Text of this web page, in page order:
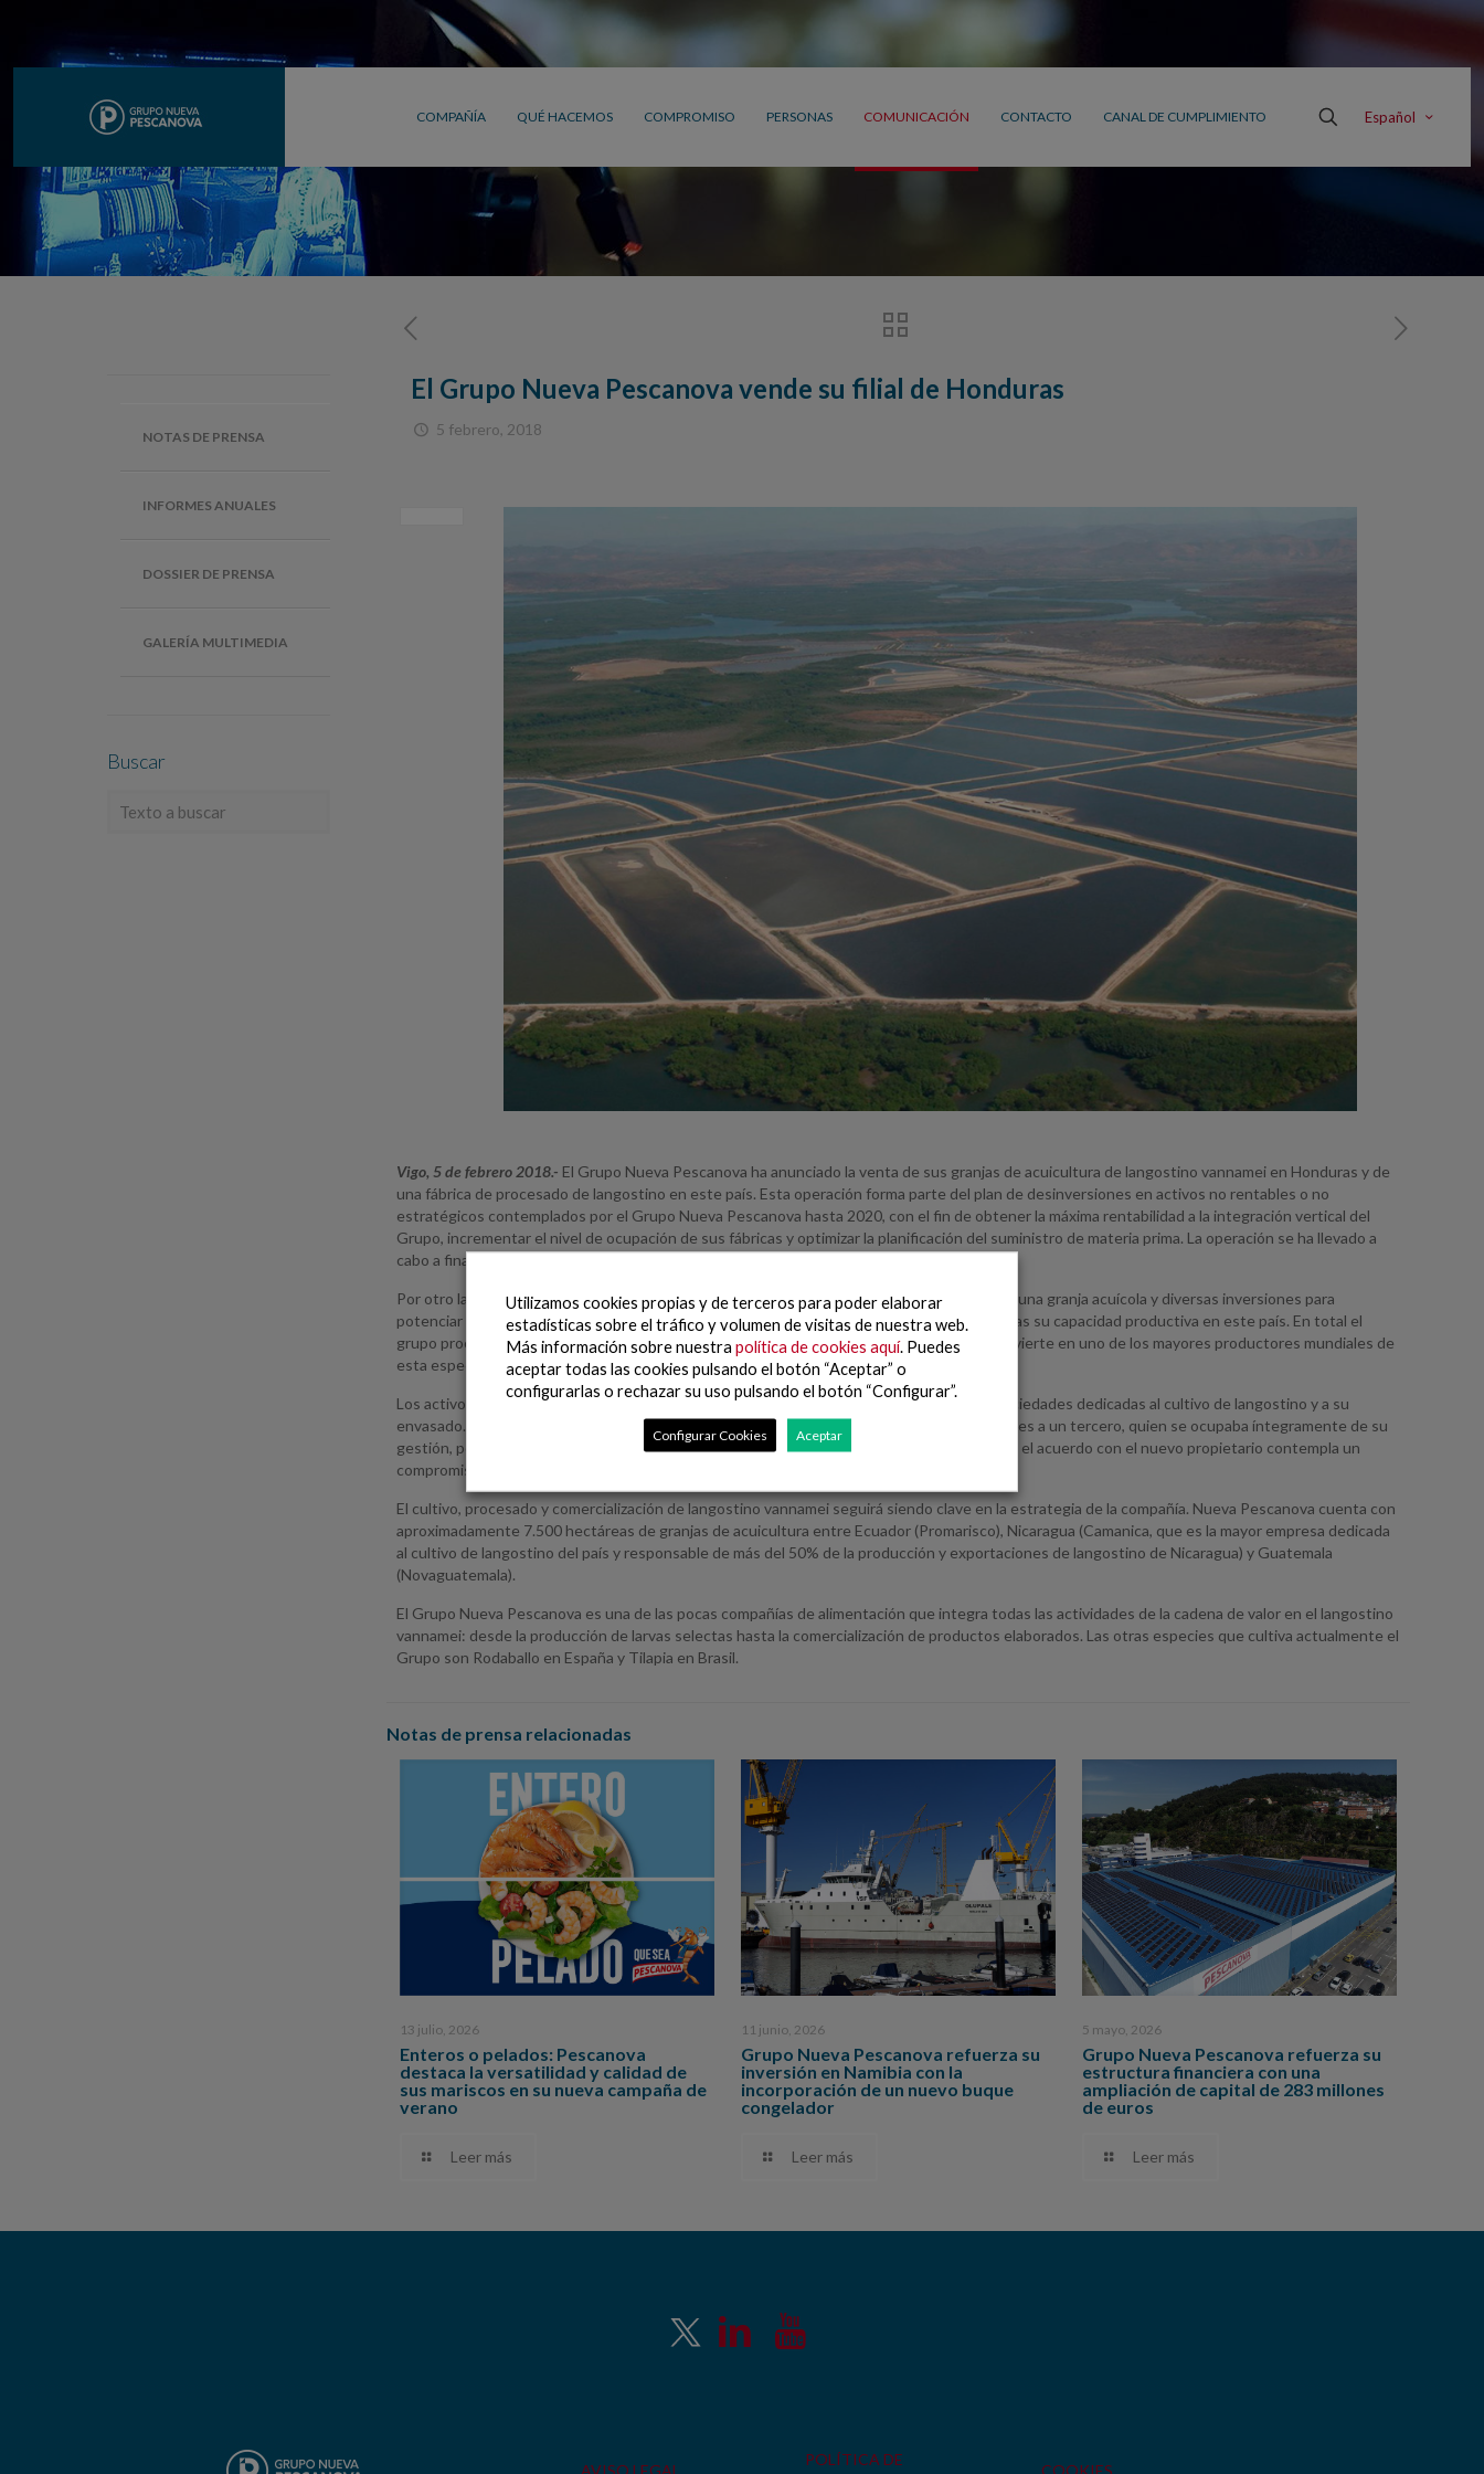
COMPAÑÍA QUÉ HACEMOS COMPROMISO PERSONAS COMUNICACIÓN CONTACTO CANAL DE CUMPLIMIENTO Español
El Grupo Nueva Pescanova vende su filial de Honduras
5 febrero, 2018
Vigo, 5 de febrero 2018.- El Grupo Nueva Pescanova ha anunciado la venta de sus granjas de acuicultura de langostino vannamei en Honduras y de
una fábrica de procesado de langostino en este país. Esta operación forma parte del plan de desinversiones en activos no rentables o no
estratégicos contemplados por el Grupo Nueva Pescanova hasta 2020, con el fin de obtener la máxima rentabilidad a la integración vertical del
Grupo, incrementar el nivel de ocupación de sus fábricas y optimizar la planificación del suministro de materia prima. La operación se ha llevado a
cabo a finales de 2017.
Por otro lado, la compañía ha reforzado sus operaciones en Nicaragua con la adquisición de una granja acuícola y diversas inversiones para
potenciar la producción de langostino, lo que le ha permitido incrementar en 7.000 toneladas su capacidad productiva en este país. En total el
grupo procesa anualmente más de 40.000 toneladas de langostino vannamei, lo que le convierte en uno de los mayores productores mundiales de
esta especie.
Los activos del Grupo Nueva Pescanova en Honduras (Novahonduras) incluían diversas sociedades dedicadas al cultivo de langostino y a su
envasado. Desde principios de 2017, el Grupo Nueva Pescanova alquilaba estas instalaciones a un tercero, quien se ocupaba íntegramente de su
gestión, por lo que su venta no repercutirá en la cifra de procesado de langostino. Además, el acuerdo con el nuevo propietario contempla un
compromiso de suministro preferente para el Grupo Nueva Pescanova.
El cultivo, procesado y comercialización de langostino vannamei seguirá siendo clave en la estrategia de la compañía. Nueva Pescanova cuenta con
aproximadamente 7.500 hectáreas de granjas de acuicultura entre Ecuador (Promarisco), Nicaragua (Camanica, que es la mayor empresa dedicada
al cultivo de langostino del país y responsable de más del 50% de la producción y exportaciones de langostino de Nicaragua) y Guatemala
(Novaguatemala).
El Grupo Nueva Pescanova es una de las pocas compañías de alimentación que integra todas las actividades de la cadena de valor en el langostino
vannamei: desde la producción de larvas selectas hasta la comercialización de productos elaborados. Las otras especies que cultiva actualmente el
Grupo son Rodaballo en España y Tilapia en Brasil.
Notas de prensa relacionadas
13 julio, 2026
Enteros o pelados: Pescanova
destaca la versatilidad y calidad de
sus mariscos en su nueva campaña de
verano
Leer más
11 junio, 2026
Grupo Nueva Pescanova refuerza su
inversión en Namibia con la
incorporación de un nuevo buque
congelador
Leer más
5 mayo, 2026
Grupo Nueva Pescanova refuerza su
estructura financiera con una
ampliación de capital de 283 millones
de euros
Leer más
NOTAS DE PRENSA
INFORMES ANUALES
DOSSIER DE PRENSA
GALERÍA MULTIMEDIA
Buscar
AVISO LEGAL
POLÍTICA DE
COOKIES
Utilizamos cookies propias y de terceros para poder elaborar
estadísticas sobre el tráfico y volumen de visitas de nuestra web.
Más información sobre nuestra política de cookies aquí. Puedes
aceptar todas las cookies pulsando el botón “Aceptar” o
configurarlas o rechazar su uso pulsando el botón “Configurar”.
Configurar Cookies Aceptar